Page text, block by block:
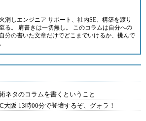
消しエンジニア サポート、社内SE、構築を渡り
る。 肩書きは一切無し。 このコラムは自分への
分の書いた文章だけでどこまでいけるか、挑んで
ネタのコラムを書くということ
大阪 13時00分で登壇するぞ、グォラ！